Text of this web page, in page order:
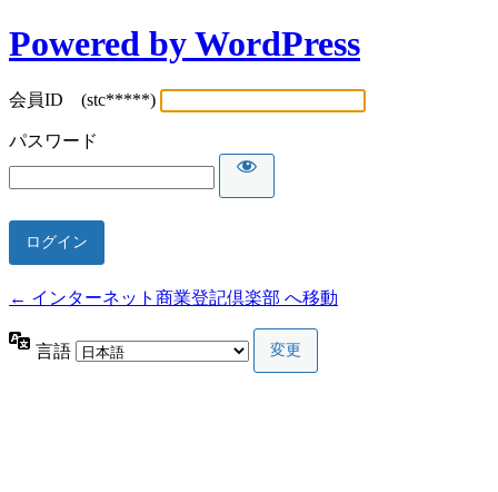
Powered by WordPress
会員ID (stc*****)
パスワード
← インターネット商業登記倶楽部 へ移動
言語